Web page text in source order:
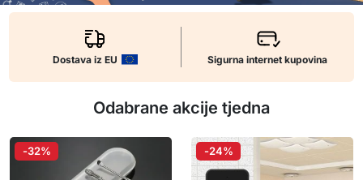
Dostava iz EU Sigurna internet kupovina
Odabrane akcije tjedna
-32% -24%